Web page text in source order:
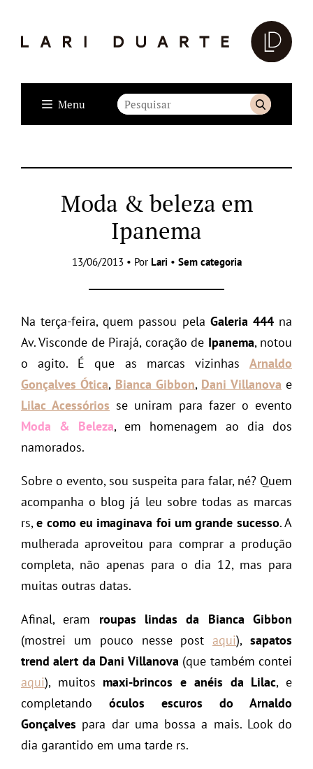
Menu
Moda & beleza em
Ipanema
13/06/2013 • Por Lari • Sem categoria
Na terça-feira, quem passou pela Galeria 444na
Av. Visconde de Pirajá, coração de Ipanema, notou
o agito. É que as marcas vizinhas Arnaldo
Gonçalves Ótica, Bianca Gibbon, Dani Villanova e
Lilac Acessórios se uniram para fazer o evento
Moda & Beleza, em homenagem ao dia dos
namorados.
Sobre o evento, sou suspeita para falar, né? Quem
acompanha o blog já leu sobre todas as marcas
rs,e como eu imaginava foi um grande sucesso. A
mulherada aproveitou para comprar a produção
completa, não apenas para o dia 12, mas para
muitas outras datas.
Afinal, eram roupas lindas da Bianca Gibbon
(mostrei um pouco nesse postaqui),sapatos
trend alert da Dani Villanova (que também contei
aqui), muitos maxi-brincos e anéis da Lilac, e
completando óculos escuros do Arnaldo
Gonçalves para dar uma bossa a mais. Look do
dia garantido em uma tarde rs.